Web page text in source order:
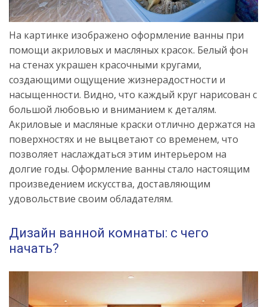
На картинке изображено оформление ванны при
помощи акриловых и масляных красок. Белый фон
на стенах украшен красочными кругами,
создающими ощущение жизнерадостности и
насыщенности. Видно, что каждый круг нарисован с
большой любовью и вниманием к деталям.
Акриловые и масляные краски отлично держатся на
поверхностях и не выцветают со временем, что
позволяет наслаждаться этим интерьером на
долгие годы. Оформление ванны стало настоящим
произведением искусства, доставляющим
удовольствие своим обладателям.
Дизайн ванной комнаты: с чего
начать?